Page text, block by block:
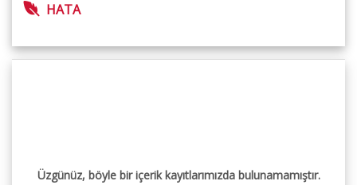
HATA
Üzgünüz, böyle bir içerik kayıtlarımızda bulunamamıştır.